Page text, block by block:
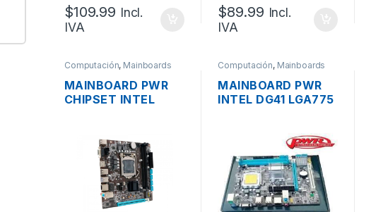
$109.99 Incl.
IVA
$89.99 Incl.
IVA
Computación, Mainboards
MAINBOARD PWR
CHIPSET INTEL
VIDEO VGA, HDMI,
M.2, USB 3.0
Computación, Mainboards
MAINBOARD PWR
INTEL DG41 LGA775